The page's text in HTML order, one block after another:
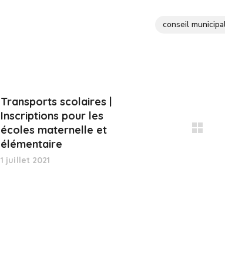
conseil
Transports scolaires |
Inscriptions pour les
écoles maternelle et
élémentaire
1 juillet 2021